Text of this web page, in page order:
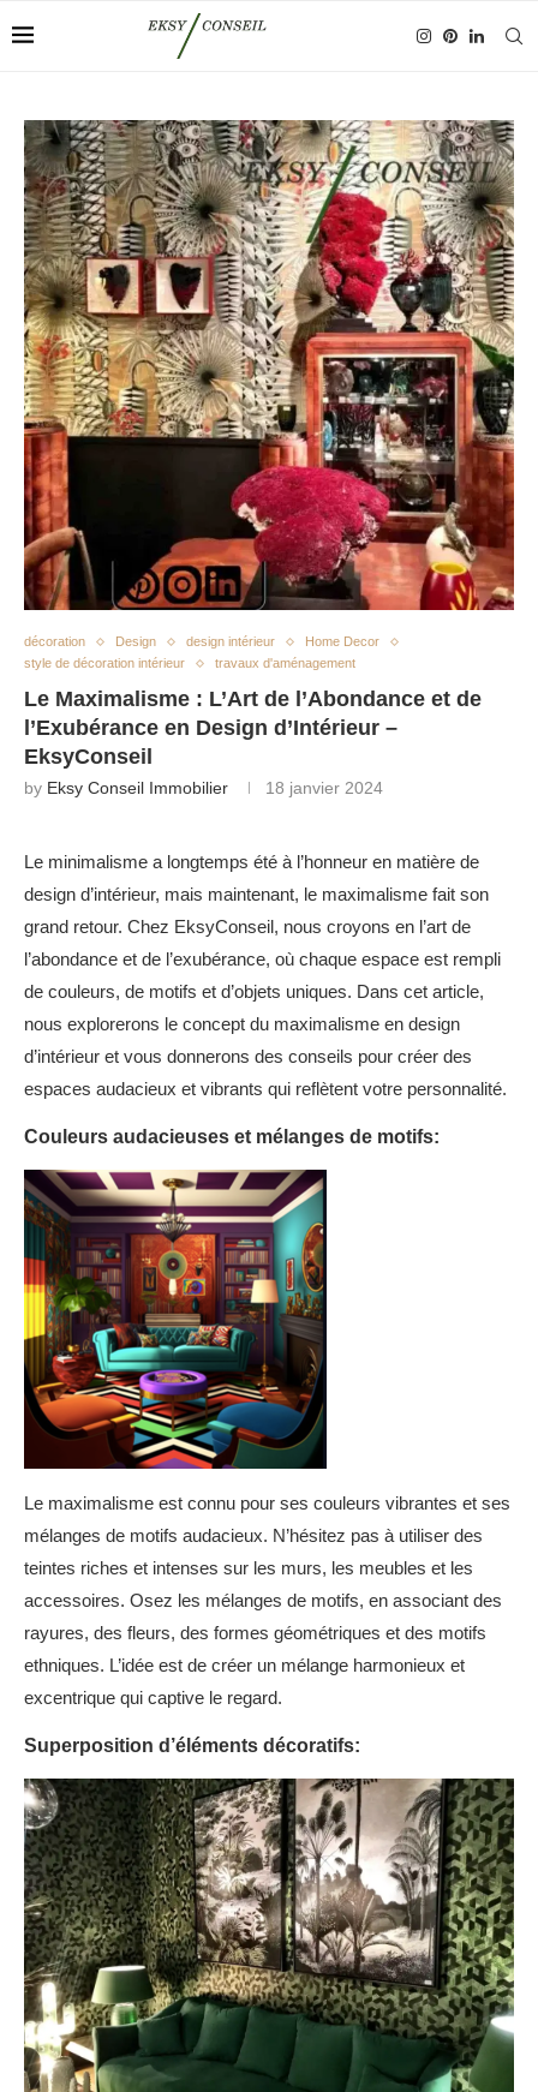
décoration Design design intérieur
Home Decor
style de décoration intérieur
travaux d'aménagement
Le Maximalisme : L’Art de l’Abondance et de
l’Exubérance en Design d’Intérieur –
EksyConseil
by Eksy Conseil Immobilier 18 janvier 2024
Le minimalisme a longtemps été à l’honneur en matière de
design d’intérieur, mais maintenant, le maximalisme fait son
grand retour. Chez EksyConseil, nous croyons en l’art de
l’abondance et de l’exubérance, où chaque espace est rempli
de couleurs, de motifs et d’objets uniques. Dans cet article,
nous explorerons le concept du maximalisme en design
d’intérieur et vous donnerons des conseils pour créer des
espaces audacieux et vibrants qui reflètent votre personnalité.
Couleurs audacieuses et mélanges de motifs:
Le maximalisme est connu pour ses couleurs vibrantes et ses
mélanges de motifs audacieux. N’hésitez pas à utiliser des
teintes riches et intenses sur les murs, les meubles et les
accessoires. Osez les mélanges de motifs, en associant des
rayures, des fleurs, des formes géométriques et des motifs
ethniques. L’idée est de créer un mélange harmonieux et
excentrique qui captive le regard.
Superposition d’éléments décoratifs: